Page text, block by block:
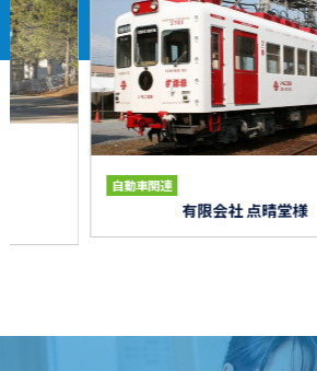
自動車関連
有限会社 点晴堂様